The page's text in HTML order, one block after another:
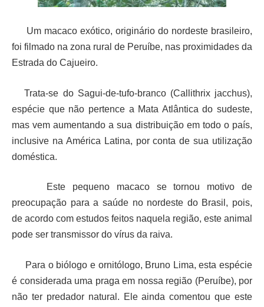
Um macaco exótico, originário do nordeste brasileiro,
foi filmado na zona rural de Peruíbe, nas proximidades da
Estrada do Cajueiro.
Trata-se do Sagui-de-tufo-branco (Callithrix jacchus),
espécie que não pertence a Mata Atlântica do sudeste,
mas vem aumentando a sua distribuição em todo o país,
inclusive na América Latina, por conta de sua utilização
doméstica.
Este pequeno macaco se tornou motivo de
preocupação para a saúde no nordeste do Brasil, pois,
de acordo com estudos feitos naquela região, este animal
pode ser transmissor do vírus da raiva.
Para o biólogo e ornitólogo, Bruno Lima, esta espécie
é considerada uma praga em nossa região (Peruíbe), por
não ter predador natural. Ele ainda comentou que este